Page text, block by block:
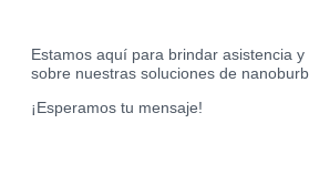
Estamos aquí para brindar asistencia
sobre nuestras soluciones de
¡Esperamos tu mensaje!